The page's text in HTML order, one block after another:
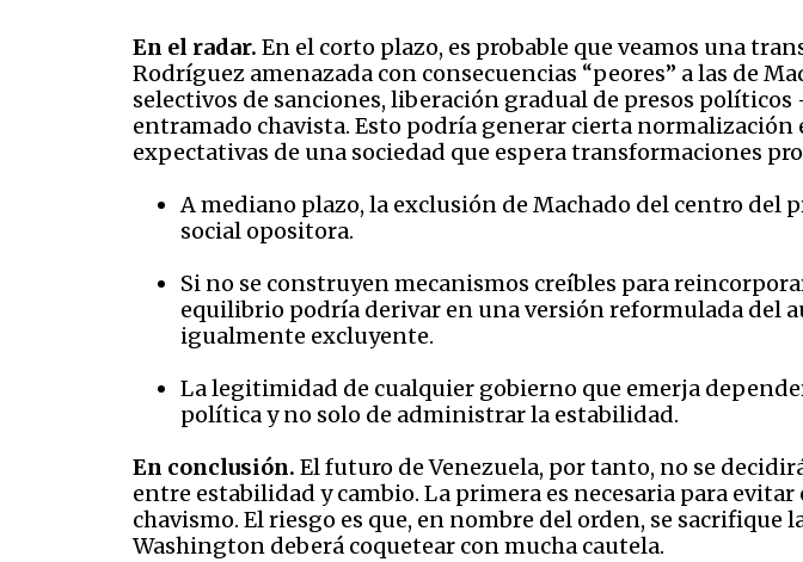
En el radar. En el corto plazo, es probable que veamos una
Rodríguez amenazada con consecuencias “peores” a las de
selectivos de sanciones, liberación gradual de presos
entramado chavista. Esto podría generar cierta
expectativas de una sociedad que espera transformaciones
A mediano plazo, la exclusión de Machado del centro del
social opositora.
Si no se construyen mecanismos creíbles para
equilibrio podría derivar en una versión reformulada del
igualmente excluyente.
La legitimidad de cualquier gobierno que emerja
política y no solo de administrar la estabilidad.
En conclusión. El futuro de Venezuela, por tanto, no se
entre estabilidad y cambio. La primera es necesaria para
chavismo. El riesgo es que, en nombre del orden, se
Washington deberá coquetear con mucha cautela.